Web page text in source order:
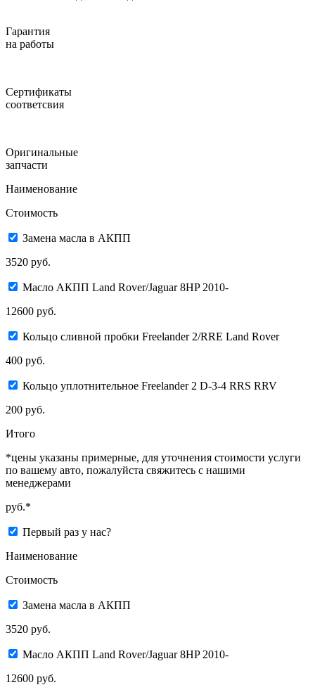
Гарантия
на работы
Сертификаты
соответсвия
Оригинальные
запчасти
Наименование
Стоимость
Замена масла в АКПП
3520 руб.
Масло АКПП Land Rover/Jaguar 8HP 2010-
12600 руб.
Кольцо сливной пробки Freelander 2/RRE Land Rover
400 руб.
Кольцо уплотнительноe Freelander 2 D-3-4 RRS RRV
200 руб.
Итого
*цены указаны примерные, для уточнения стоимости услуги
по вашему авто, пожалуйста свяжитесь с нашими
менеджерами
руб.*
Первый раз у нас?
Наименование
Стоимость
Замена масла в АКПП
3520 руб.
Масло АКПП Land Rover/Jaguar 8HP 2010-
12600 руб.